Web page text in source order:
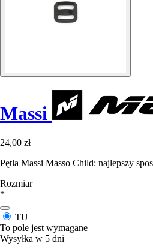
Massi
24,00 zł
Pętla Massi Masso Child: najlepszy
Rozmiar
*
TU
To pole jest wymagane
Wysyłka w 5 dni